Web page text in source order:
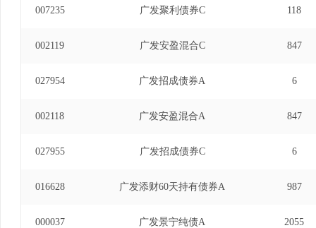
007235 广发聚利债券C 118
002119 广发安盈混合C 847
027954 广发招成债券A 6
002118 广发安盈混合A 847
027955 广发招成债券C 6
016628 广发添财60天持有债券A 987
000037 广发景宁纯债A 2055